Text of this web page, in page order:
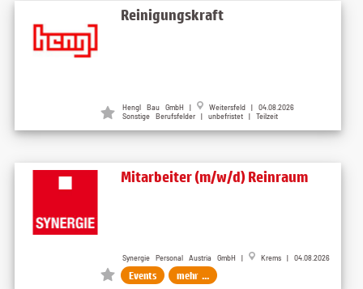
Reinigungskraft
Hengl Bau GmbH |
Weitersfeld | 04.08.2026
Sonstige Berufsfelder | unbefristet | Teilzeit
Mitarbeiter (m/w/d) Reinraum
Synergie Personal Austria GmbH | Krems | 04.08.2026
Events mehr ...